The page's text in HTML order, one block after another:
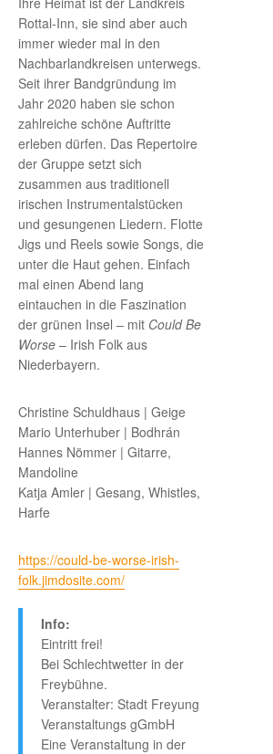
Rottal-Inn, sie sind aber auch
immer wieder mal in den
Nachbarlandkreisen unterwegs.
Seit ihrer Bandgründung im
Jahr 2020 haben sie schon
zahlreiche schöne Auftritte
erleben dürfen. Das Repertoire
der Gruppe setzt sich
zusammen aus traditionell
irischen Instrumentalstücken
und gesungenen Liedern. Flotte
Jigs und Reels sowie Songs, die
unter die Haut gehen. Einfach
mal einen Abend lang
eintauchen in die Faszination
der grünen Insel – mit Could Be
Worse – Irish Folk aus
Niederbayern.
Christine Schuldhaus | Geige
Mario Unterhuber | Bodhrán
Hannes Nömmer | Gitarre,
Mandoline
Katja Amler | Gesang, Whistles,
Harfe
https://could-be-worse-irish-
folk.jimdosite.com/
Info:
Eintritt frei!
Bei Schlechtwetter in der
Freybühne.
Veranstalter: Stadt Freyung
Veranstaltungs gGmbH
Eine Veranstaltung in der